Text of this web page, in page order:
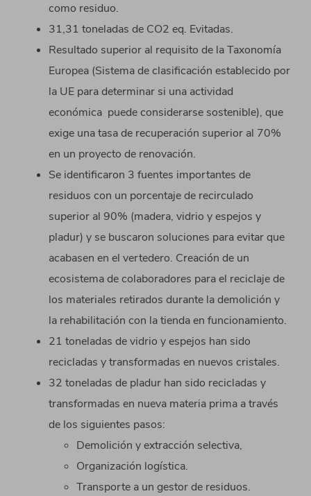
como residuo.
31,31 toneladas de CO2 eq. Evitadas.
Resultado superior al requisito de la Taxonomía
Europea (Sistema de clasificación establecido por
la UE para determinar si una actividad
económica puede considerarse sostenible), que
exige una tasa de recuperación superior al 70%
en un proyecto de renovación.
Se identificaron 3 fuentes importantes de
residuos con un porcentaje de recirculado
superior al 90% (madera, vidrio y espejos y
pladur) y se buscaron soluciones para evitar que
acabasen en el vertedero. Creación de un
ecosistema de colaboradores para el reciclaje de
los materiales retirados durante la demolición y
la rehabilitación con la tienda en funcionamiento.
21 toneladas de vidrio y espejos han sido
recicladas y transformadas en nuevos cristales.
32 toneladas de pladur han sido recicladas y
transformadas en nueva materia prima a través
de los siguientes pasos:
Demolición y extracción selectiva,
Organización logística.
Transporte a un gestor de residuos.